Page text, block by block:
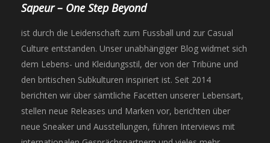
Sapeur – One Step Beyond
ist durch die Leidenschaft zum Fussball und zur Casual
Culture entstanden. Unser unabhängiger Blog widmet sich
dem Lebens- und Kleidungsstil, der von der Tribüne und
den britischen Subkulturen inspiriert ist. Seit 2014
berichten wir über sämtliche Facetten unserer Lebensart,
stellen neue Releases und Marken vor, berichten über
neue Sneaker und Ausstellungen, führen Interviews mit